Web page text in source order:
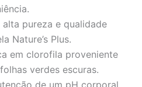
alta pureza e qualidade
Nature’s Plus.
em clorofila proveniente
verdes escuras.
de um pH corporal